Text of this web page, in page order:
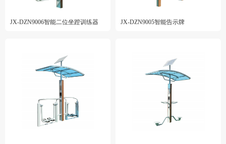
JX-DZN9006智能二位坐蹬训练器 JX-DZN9005智能告示牌